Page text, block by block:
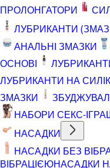
ПРОЛОНГАТОРИ
ЛУБРИКАНТИ
АНАЛЬНІ ЗМАЗКИ
ОСНОВІ
ЛУБРИКАНТИ НА
ЗМАЗКИ
НАБОРИ СЕКС-
НАСАДКИ
НАСАДКИ БЕЗ
ВІБРАЦІЄЮНАСАДКИ